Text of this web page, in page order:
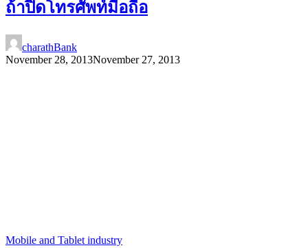
ถ้าปิดโทรศัพท์มือถือ
charathBank
November 28, 2013November 27, 2013
Mobile and Tablet industry